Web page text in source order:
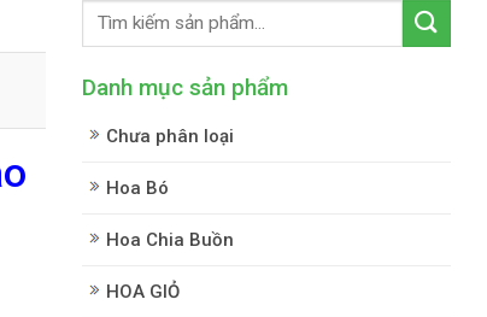
Danh mục sản phẩm
Chưa phân loại
Hoa Bó
Hoa Chia Buồn
HOA GIỎ